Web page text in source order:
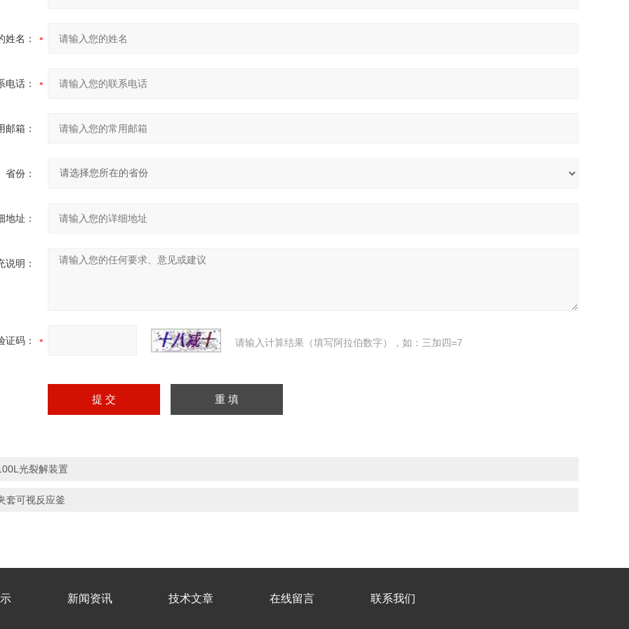
姓名：
电话：
邮箱：
省份：
地址：
说明：
证码： 请输入计算结果（填写阿拉伯数字），如：三加四=7
光裂解装置
套可视反应釜
新闻资讯 技术文章 在线留言 联系我们